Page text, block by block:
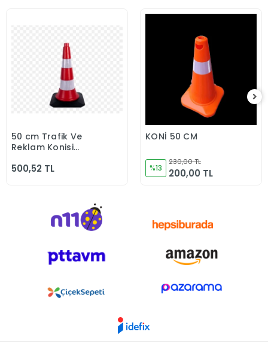
Sepete Ekle
50 cm Trafik Ve
Reklam Konisi
500,52 TL
Sepete Ekle
KONİ 50 CM
%13
230,00 TL
200,00 TL